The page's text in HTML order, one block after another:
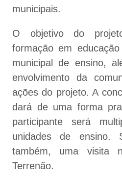
municipais.
O objetivo do
formação em
municipal de ensino,
envolvimento da
ações do projeto. A
dará de uma forma
participante será
unidades de ensino.
também, uma visita
Terrenão.